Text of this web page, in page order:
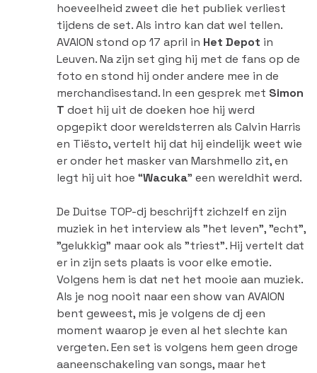
hoeveelheid zweet die het publiek verliest
tijdens de set. Als intro kan dat wel tellen.
AVAION stond op 17 april in Het Depot in
Leuven. Na zijn set ging hij met de fans op de
foto en stond hij onder andere mee in de
merchandisestand. In een gesprek met Simon
T doet hij uit de doeken hoe hij werd
opgepikt door wereldsterren als Calvin Harris
en Tiësto, vertelt hij dat hij eindelijk weet wie
er onder het masker van Marshmello zit, en
legt hij uit hoe “Wacuka” een wereldhit werd.
De Duitse TOP-dj beschrijft zichzelf en zijn
muziek in het interview als "het leven", "echt",
"gelukkig" maar ook als "triest". Hij vertelt dat
er in zijn sets plaats is voor elke emotie.
Volgens hem is dat net het mooie aan muziek.
Als je nog nooit naar een show van AVAION
bent geweest, mis je volgens de dj een
moment waarop je even al het slechte kan
vergeten. Een set is volgens hem geen droge
aaneenschakeling van songs, maar het